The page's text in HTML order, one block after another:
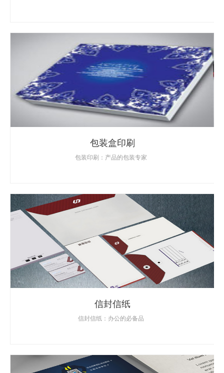
包装盒印刷
包装印刷：产品的包装专家
信封信纸
信封信纸：办公的必备品